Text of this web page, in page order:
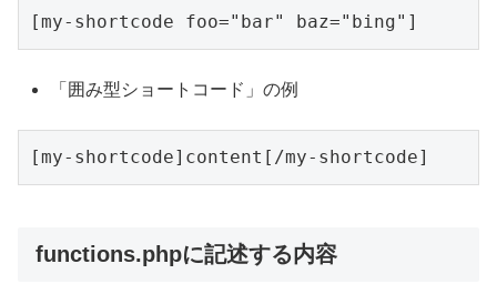
「囲み型ショートコード」の例
functions.phpに記述する内容